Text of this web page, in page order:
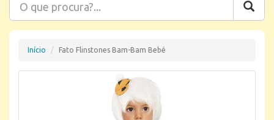
Início Fato Flinstones Bam-Bam Bebé